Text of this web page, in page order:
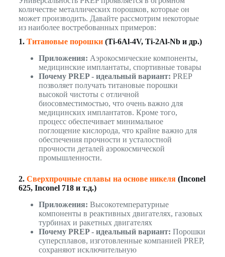
количестве металлических порошков, которые он
может производить. Давайте рассмотрим некоторые
из наиболее востребованных примеров:
1. Титановые порошки(Ti-6Al-4V, Ti-2Al-Nb и др.)
Приложения: Аэрокосмические компоненты,
медицинские имплантаты, спортивные товары
Почему PREP - идеальный вариант: PREP
позволяет получать титановые порошки
высокой чистоты с отличной
биосовместимостью, что очень важно для
медицинских имплантатов. Кроме того,
процесс обеспечивает минимальное
поглощение кислорода, что крайне важно для
обеспечения прочности и усталостной
прочности деталей аэрокосмической
промышленности.
2. Сверхпрочные сплавы на основе никеля(Inconel
625, Inconel 718 и т.д.)
Приложения: Высокотемпературные
компоненты в реактивных двигателях, газовых
турбинах и ракетных двигателях
Почему PREP - идеальный вариант: Порошки
суперсплавов, изготовленные компанией PREP,
сохраняют исключительную